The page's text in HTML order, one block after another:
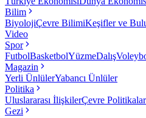
Bilim
BiyolojiÇevre BilimiKeşifler ve
Video
Spor
FutbolBasketbolYüzmeDalış
Magazin
Yerli ÜnlülerYabancı Ünlüler
Politika
Uluslararası İlişkilerÇevre
Gezi